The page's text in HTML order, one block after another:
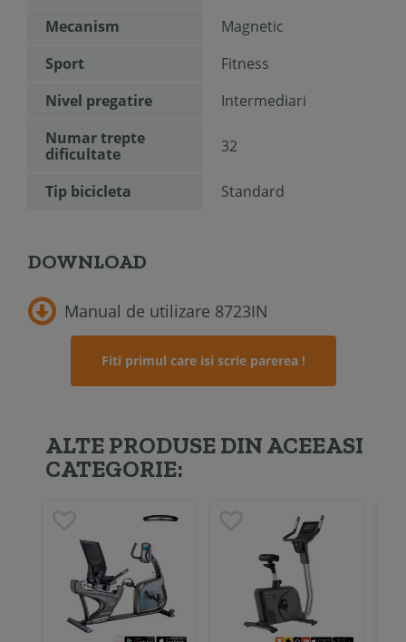
Mecanism
Magnetic
Sport
Fitness
Nivel pregatire
Intermediari
Numar trepte
dificultate
32
Tip bicicleta Standard
DOWNLOAD
Manual de utilizare 8723IN
Fiti primul care isi scrie parerea !
ALTE PRODUSE DIN ACEEASI
CATEGORIE: